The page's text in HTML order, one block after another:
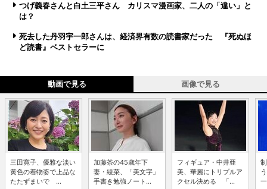
つげ義春さんと白土三平さん カリスマ漫画家、二人の「違い」と
は？
死去した丹羽宇一郎さんは、経済界有数の読書家だった 『死ぬほ
ど読書』ベストセラーに
動画で見る 画像で見る
三田寛子、優雅な淡い
黄色の着物姿で上品な
たたずまいで ...
加藤茶の45歳年下
妻・綾菜、「美文字」
手書き勉強ノート...
フィギュア・中井亜
美、華麗にトリプルア
クセル決める 「...